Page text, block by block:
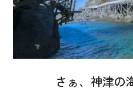
さぁ、神津の